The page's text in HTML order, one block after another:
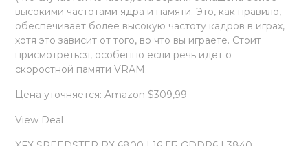
высокими частотами ядра и памяти. Это, как правило,
обеспечивает более высокую частоту кадров в играх,
хотя это зависит от того, во что вы играете. Стоит
присмотреться, особенно если речь идет о
скоростной памяти VRAM.
Цена уточняется: Amazon $309,99
View Deal